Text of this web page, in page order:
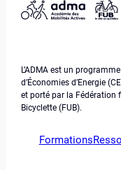
L’ADMA est un
d’Économies d’Energie
et porté par la Fédération
Bicyclette (FUB).
Formations